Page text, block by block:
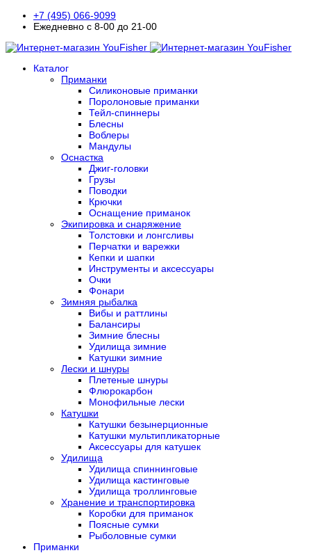
+7 (495) 066-9099
Ежедневно с 8-00 до 21-00
Каталог
Приманки
Силиконовые приманки
Поролоновые приманки
Тейл-спиннеры
Блесны
Воблеры
Мандулы
Оснастка
Джиг-головки
Грузы
Поводки
Крючки
Оснащение приманок
Экипировка и снаряжение
Толстовки и лонгсливы
Перчатки и варежки
Кепки и шапки
Инструменты и аксессуары
Очки
Фонари
Зимняя рыбалка
Вибы и раттлины
Балансиры
Зимние блесны
Удилища зимние
Катушки зимние
Лески и шнуры
Плетеные шнуры
Флюрокарбон
Монофильные лески
Катушки
Катушки безынерционные
Катушки мультипликаторные
Аксессуары для катушек
Удилища
Удилища спиннинговые
Удилища кастинговые
Удилища троллинговые
Хранение и транспортировка
Коробки для приманок
Поясные сумки
Рыболовные сумки
Приманки